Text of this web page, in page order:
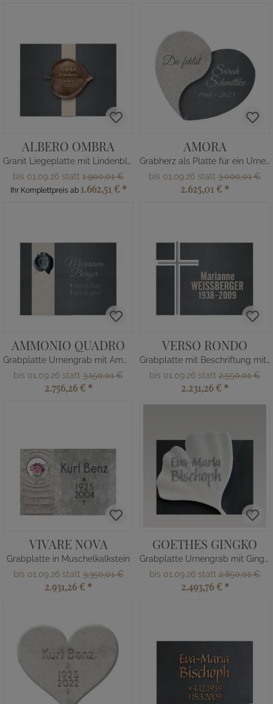
ALBERO OMBRA
Granit Liegeplatte mit Lindenblatt
bis 01.09.26 statt 1.900,01 €
Ihr Komplettpreis ab 1.662,51 € *
AMORA
Grabherz als Platte für ein Urnengrab
bis 01.09.26 statt 3.000,01 €
2.625,01 € *
AMMONIO QUADRO
Grabplatte Urnengrab mit Ammonit
bis 01.09.26 statt 3.150,01 €
2.756,26 € *
VERSO RONDO
Grabplatte mit Beschriftung mit Kreuz
bis 01.09.26 statt 2.550,01 €
2.231,26 € *
VIVARE NOVA
Grabplatte in Muschelkalkstein
bis 01.09.26 statt3.350,01 €
2.931,26 € *
GOETHES GINGKO
Grabplatte Urnengrab mit Gingko
bis 01.09.26 statt 2.850,01 €
2.493,76 € *